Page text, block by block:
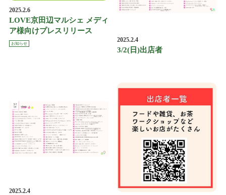
2025.2.6
LOVE京田辺マルシェ メディ
ア様向けプレスリリース
お知らせ
2025.2.4
3/2(日)出店者
2025.2.4